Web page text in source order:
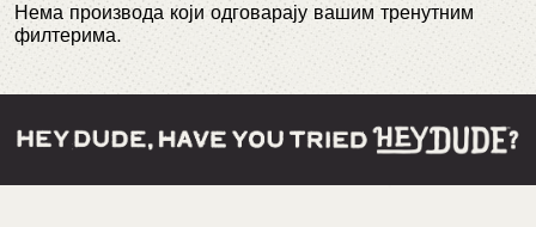
Нема производа који одговарају вашим тренутним
филтерима.